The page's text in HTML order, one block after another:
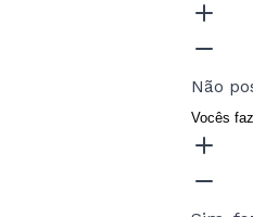
Não
Vocês